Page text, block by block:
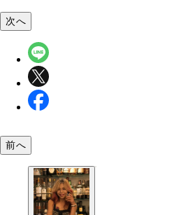
次へ
前へ